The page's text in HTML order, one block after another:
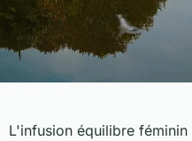
L'infusion équilibre